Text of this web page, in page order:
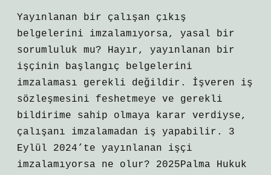
Yayınlanan bir çalışan çıkış
belgelerini imzalamıyorsa, yasal bir
sorumluluk mu? Hayır, yayınlanan bir
işçinin başlangıç ​​belgelerini
imzalaması gerekli değildir. İşveren iş
sözleşmesini feshetmeye ve gerekli
bildirime sahip olmaya karar verdiyse,
çalışanı imzalamadan iş yapabilir. 3
Eylül 2024’te yayınlanan işçi
imzalamıyorsa ne olur? 2025Palma Hukuk